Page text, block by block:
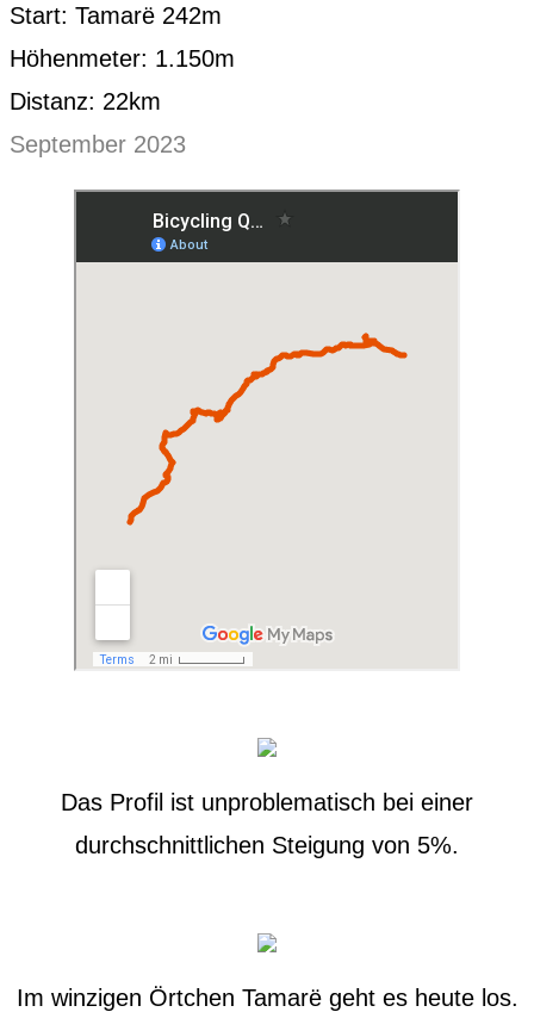
Start: Tamarë 242m
Höhenmeter: 1.150m
Distanz: 22km
September 2023
Das Profil ist unproblematisch bei einer
durchschnittlichen Steigung von 5%.
Im winzigen Örtchen Tamarë geht es heute los.